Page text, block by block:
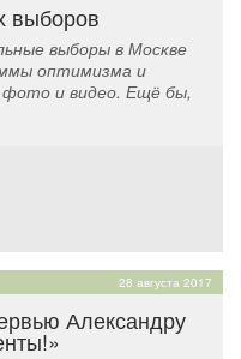
выборов
выборы в Москве
оптимизма и
и видео. Ещё бы,
28 августа 2017
Александру